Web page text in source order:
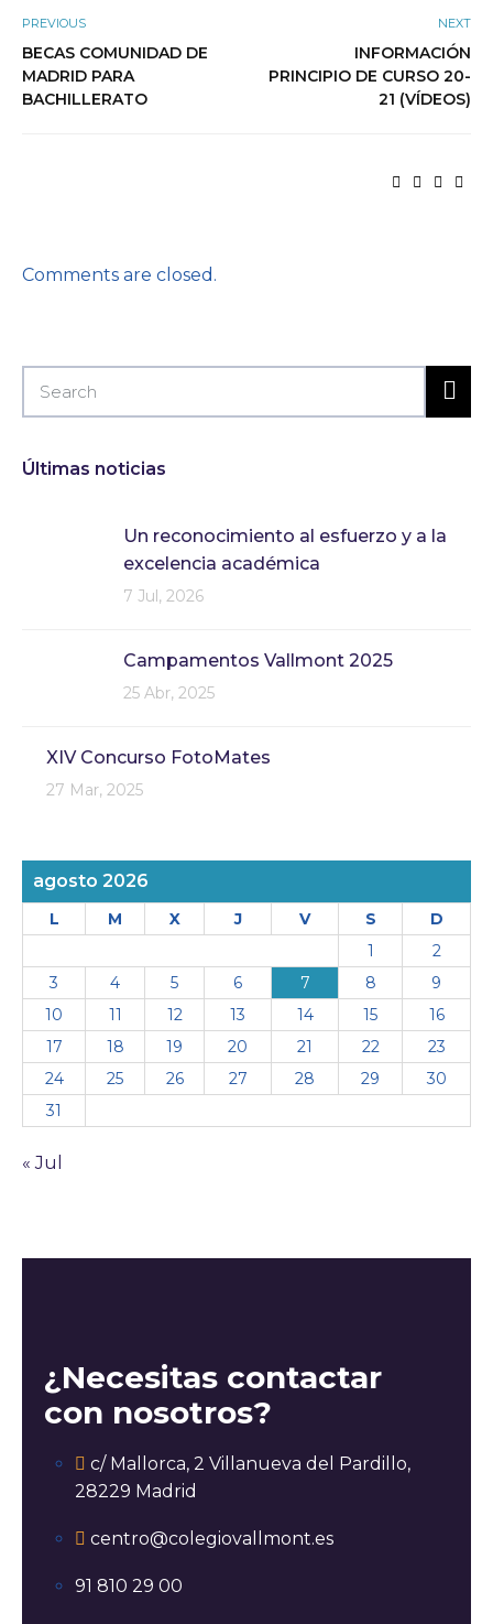
PREVIOUS
BECAS COMUNIDAD DE
MADRID PARA
BACHILLERATO
NEXT
INFORMACIÓN
PRINCIPIO DE CURSO 20-
21 (VÍDEOS)
Comments are closed.
Últimas noticias
Un reconocimiento al esfuerzo y a la
excelencia académica
7 Jul, 2026
Campamentos Vallmont 2025
25 Abr, 2025
XIV Concurso FotoMates
27 Mar, 2025
agosto 2026
L M X J V S
D
1
2
3
4 5 6 7 8
9
10
11 12 13 14 15
16
17
18 19 20 21 22
23
24
25 26 27 28 29
30
31
« Jul
¿Necesitas contactar
con nosotros?
c/ Mallorca, 2 Villanueva del Pardillo,
28229 Madrid
centro@colegiovallmont.es
91 810 29 00